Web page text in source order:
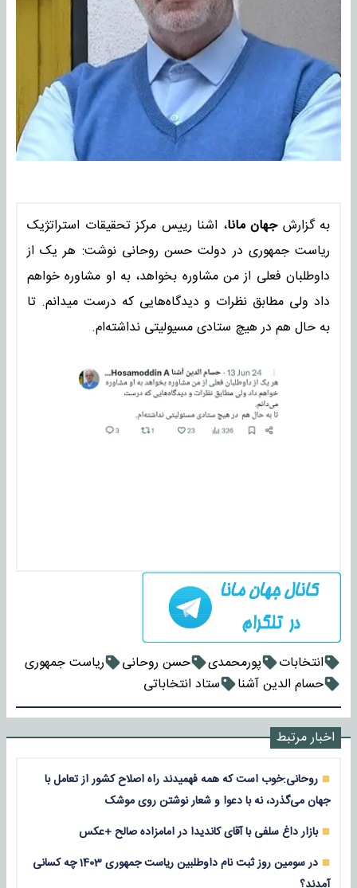
به گزارشجهان مانا، اشنا رییس مرکز تحقیقات استراتژیک
ریاست جمهوری در دولت حسن روحانی نوشت: هر یک از
داوطلبان فعلی از من مشاوره بخواهد، به او مشاوره خواهم
داد ولی مطابق نظرات و دیدگاه‌هایی که درست میدانم. تا
به حال هم در هیچ ستادی مسیولیتی نداشته‌ام.
انتخابات پورمحمدی حسن روحانی
ریاست جمهوری
حسام الدین آشنا
ستاد انتخاباتی
اخبار مرتبط
روحانی:خوب است که همه فهمیدند راه اصلاح کشور از تعامل با
جهان می‌گذرد، نه با دعوا و شعار نوشتن روی موشک
بازار داغ سلفی با آقای کاندیدا در امامزاده صالح +عکس
در سومین روز ثبت نام داوطلبین ریاست جمهوری 1403 چه کسانی
آمدند؟